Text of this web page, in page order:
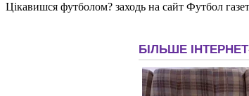
Цікавишся футболом? заходь на сайт Футбол